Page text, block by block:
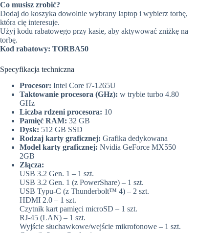
Co musisz zrobić?
Dodaj do koszyka dowolnie wybrany laptop i wybierz torbę,
która cię interesuje.
Użyj kodu rabatowego przy kasie, aby aktywować zniżkę na
torbę.
Kod rabatowy: TORBA50
Specyfikacja techniczna
Procesor: Intel Core i7-1265U
Taktowanie procesora (GHz): w trybie turbo 4.80
GHz
Liczba rdzeni procesora: 10
Pamięć RAM: 32 GB
Dysk: 512 GB SSD
Rodzaj karty graficznej: Grafika dedykowana
Model karty graficznej: Nvidia GeForce MX550
2GB
Złącza:
USB 3.2 Gen. 1 – 1 szt.
USB 3.2 Gen. 1 (z PowerShare) – 1 szt.
USB Typu-C (z Thunderbolt™ 4) – 2 szt.
HDMI 2.0 – 1 szt.
Czytnik kart pamięci microSD – 1 szt.
RJ-45 (LAN) – 1 szt.
Wyjście słuchawkowe/wejście mikrofonowe – 1 szt.